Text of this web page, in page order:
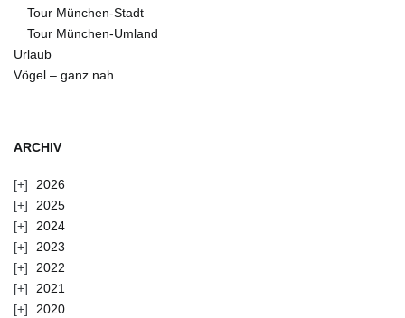
Tour München-Stadt
Tour München-Umland
Urlaub
Vögel – ganz nah
ARCHIV
2026
2025
2024
2023
2022
2021
2020